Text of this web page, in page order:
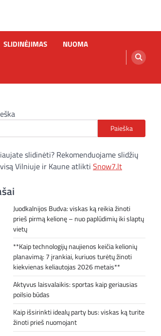
SLIDINĖJIMAS NUOMA
Paieška
slidinėti? Rekomenduojame slidžių
Vilniuje ir Kaune atlikti Snow7.lt
Juodkalnijos Budva: viskas ką reikia žinoti
prieš pirmą kelionę – nuo paplūdimių iki slaptų
vietų
**Kaip technologijų naujienos keičia kelionių
planavimą: 7 įrankiai, kuriuos turėtų žinoti
kiekvienas keliautojas 2026 metais**
Aktyvus laisvalaikis: sportas kaip geriausias
poilsio būdas
Kaip išsirinkti idealų party bus: viskas ką turite
žinoti prieš nuomojant